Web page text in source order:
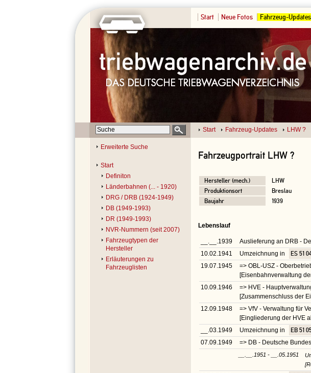
Start Neue Fotos Fahrzeug-Updates
Start Fahrzeug-Updates LHW ?
Erweiterte Suche
Start
Definiton
Länderbahnen (... - 1920)
DRG / DRB (1924-1949)
DB (1949-1993)
DR (1949-1993)
NVR-Nummern (seit 2007)
Fahrzeugtypen der
Hersteller
Erläuterungen zu
Fahrzeuglisten
Fahrzeugportrait LHW ?
Hersteller (mech.) LHW
Produktionsort
Breslau
Baujahr
1939
Lebenslauf
__.__.1939 Auslieferung an DRB -
10.02.1941
Umzeichnung in
ES 51
19.07.1945
=> OBL-USZ -
[Eisenbahnverwaltung
10.09.1946
=> HVE -
[Zusammenschluss der
12.09.1948
=> VfV - Verwaltung für
[Eingliederung der HVE
__.03.1949
Umzeichnung in
EB 51
07.09.1949
=> DB - Deutsche
__.__.1951 - __.05.1951